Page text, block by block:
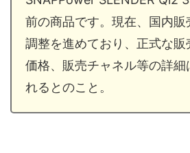
前の商品です。現在、国内販
調整を進めており、正式な
価格、販売チャネル等の詳細
れるとのこと。